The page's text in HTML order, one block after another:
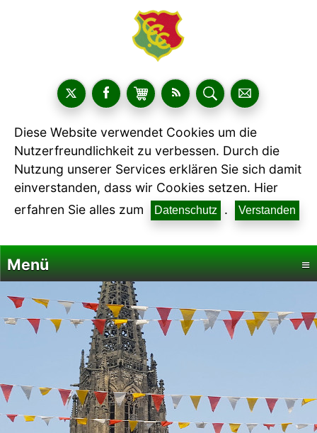
Diese Website verwendet Cookies um die
Nutzerfreundlichkeit zu verbessen. Durch die
Nutzung unserer Services erklären Sie sich damit
einverstanden, dass wir Cookies setzen. Hier
erfahren Sie alles zum
Datenschutz . Verstanden
Menü ≡
Startseite
Termine
Fotoalben